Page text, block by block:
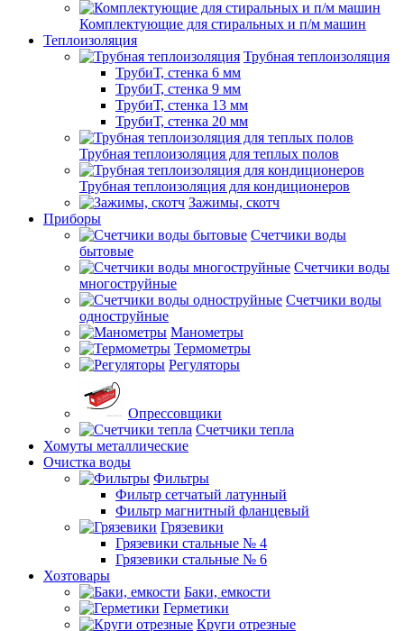
Комплектующие для стиральных и п/м машин
Теплоизоляция
Трубная теплоизоляция
ТрубиТ, стенка 6 мм
ТрубиТ, стенка 9 мм
ТрубиТ, стенка 13 мм
ТрубиТ, стенка 20 мм
Трубная теплоизоляция для теплых полов
Трубная теплоизоляция для кондиционеров
Зажимы, скотч
Приборы
Счетчики воды
бытовые
Счетчики воды
многоструйные
Счетчики воды
одноструйные
Манометры
Термометры
Регуляторы
Опрессовщики
Счетчики тепла
Хомуты металлические
Очистка воды
Фильтры
Фильтр сетчатый латунный
Фильтр магнитный фланцевый
Грязевики
Грязевики стальные № 4
Грязевики стальные № 6
Хозтовары
Баки, емкости
Герметики
Круги отрезные